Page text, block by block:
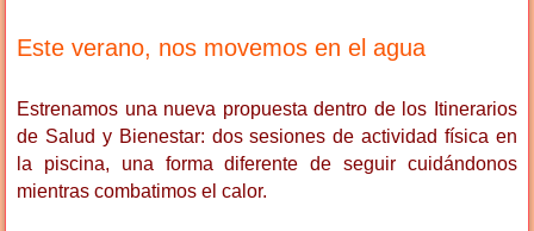
Este verano, nos movemos en el agua
Estrenamos una nueva propuesta dentro de los Itinerarios
de Salud y Bienestar: dos sesiones de actividad física en
la piscina, una forma diferente de seguir cuidándonos
mientras combatimos el calor.